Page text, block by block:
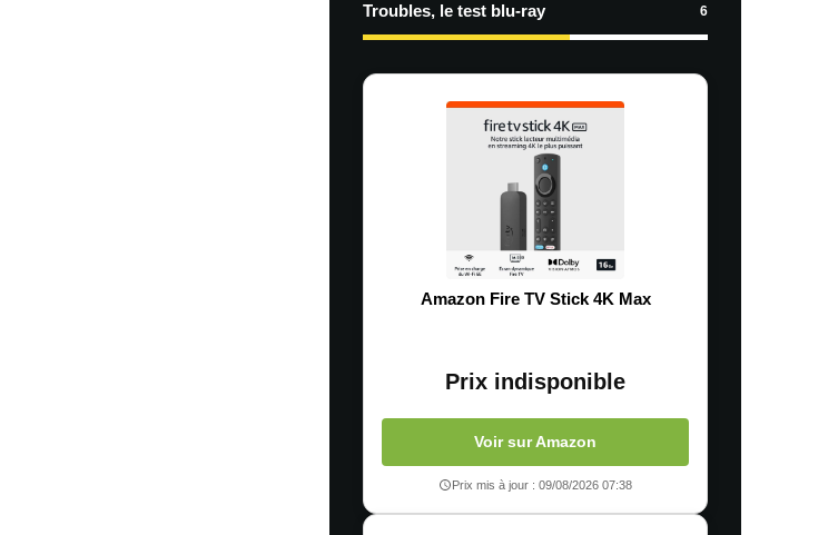
Troubles, le test blu-ray 6
Amazon Fire TV Stick 4K Max
Prix indisponible
Voir sur Amazon
Prix mis à jour : 09/08/2026 07:38